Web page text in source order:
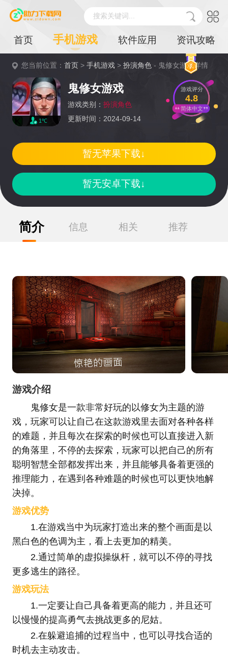
搜索关键词...
首页 手机游戏 软件应用 资讯攻略
您当前位置：首页 >手机游戏 >扮演角色 - 鬼修女游戏详情
1℃
鬼修女游戏
游戏类别： 扮演角色
更新时间：2024-09-14
游戏评分
4.8
简体中文
暂无安卓下载↓
暂无苹果下载↓
简介 信息 相关 推荐
游戏介绍
鬼修女是一款非常好玩的以修女为主题的游
戏，玩家可以让自己在这款游戏里去面对各种各样
的难题，并且每次在探索的时候也可以直接进入新
的角落里，不停的去探索，玩家可以把自己的所有
聪明智慧全部都发挥出来，并且能够具备着更强的
推理能力，在遇到各种难题的时候也可以更快地解
决掉。
游戏优势
1.在游戏当中为玩家打造出来的整个画面是以
黑白色的色调为主，看上去更加的精美。
2.通过简单的虚拟操纵杆，就可以不停的寻找
更多逃生的路径。
游戏玩法
1.一定要让自己具备着更高的能力，并且还可
以慢慢的提高勇气去挑战更多的尼姑。
2.在躲避追捕的过程当中，也可以寻找合适的
时机去主动攻击。